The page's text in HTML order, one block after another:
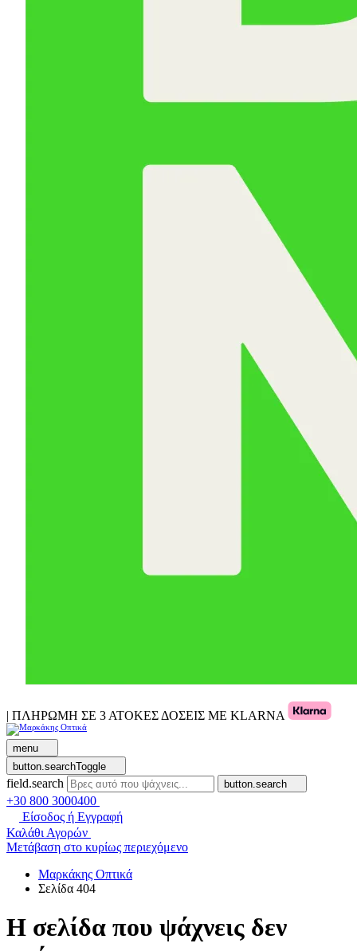
| ΠΛΗΡΩΜΗ ΣΕ 3 ΑΤΟΚΕΣ ΔΟΣΕΙΣ ΜΕ KLARNA
menu
button.searchToggle
field.search button.search
+30 800 3000400
Είσοδος ή Εγγραφή
Καλάθι Αγορών
Μετάβαση στο κυρίως περιεχόμενο
Μαρκάκης Οπτικά
Σελίδα 404
Η σελίδα που ψάχνεις δεν